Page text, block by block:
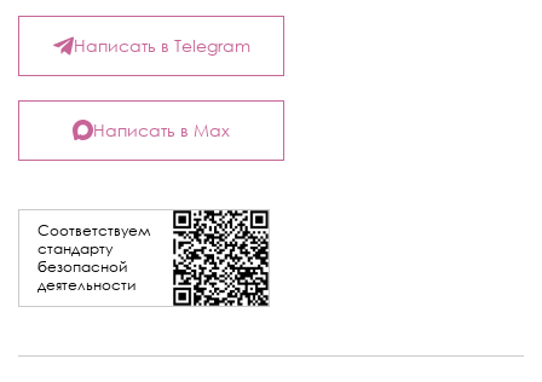
Соответствуем
стандарту
безопасной
деятельности
Написать в Telegram
Написать в Max